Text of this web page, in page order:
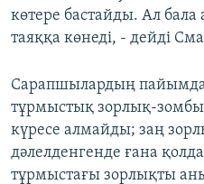
көтере бастайды. Ал
таяққа көнеді, - дейді
Сарапшылардың
тұрмыстық зорлық-
күресе алмайды; заң
дәлелденгенде ғана
тұрмыстағы зорлықты